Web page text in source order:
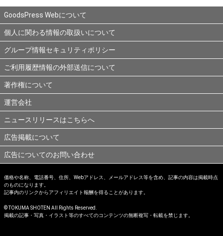
GoodsPress Webについて
個人に関わる情報の取扱いについて
グループ情報セキュリティポリシー
ご利用履歴情報の外部送信について
著作権について
運営会社
ニュースリリースはこちらへ
広告掲載について
広告についてのお問い合わせ
価格や名称、電話番号、住所、Webアドレス、メールアドレス等を含め、記事の内容は掲載時点
のものになります。
記事内のリンクからアフィリエイト報酬を得ることがあります。
© TOKUMA SHOTEN All Rights Reserved.
掲載の記事・写真・イラスト等のすべてのコンテンツの無断複写・転載を禁じます。